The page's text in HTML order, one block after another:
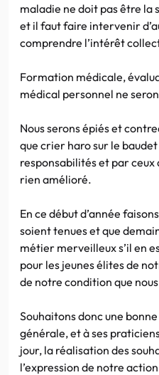
maladie ne doit pas être la
et il faut faire intervenir
comprendre l’intérêt
Formation médicale,
médical personnel ne
Nous serons épiés et
que crier haro sur le
responsabilités et par ceux
rien amélioré.
En ce début d’année
soient tenues et que
métier merveilleux s’il en
pour les jeunes élites de
de notre condition que
Souhaitons donc une
générale, et à ses
jour, la réalisation des
l’expression de notre